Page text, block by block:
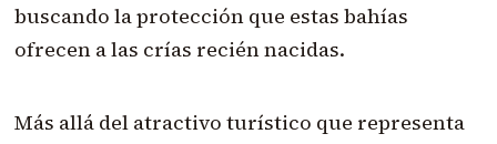
buscando la protección que estas bahías
ofrecen a las crías recién nacidas.
Más allá del atractivo turístico que representa